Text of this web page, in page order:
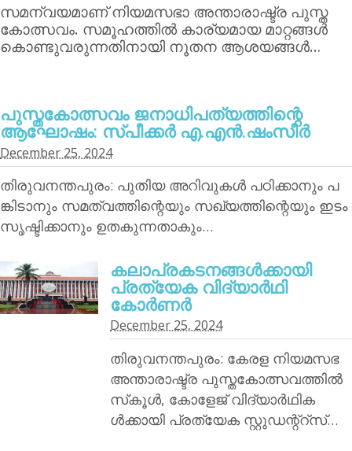
സമന്വയമാണ് നിയമസഭാ അന്താരാഷ്ട്ര പുസ്ത
കോത്സവം. സമൂഹത്തില്‍ കാര്യമായ മാറ്റങ്ങള്‍
കൊണ്ടുവരുന്നതിനായി നൂതന ആശയങ്ങള്‍…
പുസ്തകോത്സവം ജനാധിപത്യത്തിന്റെ
ആഘോഷം: സ്പീക്കര്‍ എ.എന്‍.ഷംസീര്‍
December 25, 2024
തിരുവനന്തപുരം: പുതിയ അറിവുകള്‍ പഠിക്കാനും പ
ങ്കിടാനും സമത്വത്തിന്റെയും സഖ്യത്തിന്റെയും ഇടം
സൃഷ്ടിക്കാനും ഉതകുന്നതാകും…
കലാപ്രകടനങ്ങള്‍ക്കായി
പ്രത്യേക വിദ്യാര്‍ഥി
കോര്‍ണര്‍
December 25, 2024
തിരുവനന്തപുരം: കേരള നിയമസഭ
അന്താരാഷ്ട്ര പുസ്തകോത്സവത്തില്‍
സ്‌കൂള്‍, കോളേജ് വിദ്യാര്‍ഥിക
ള്‍ക്കായി പ്രത്യേക സ്റ്റുഡന്റ്‌റ്‌സ്…